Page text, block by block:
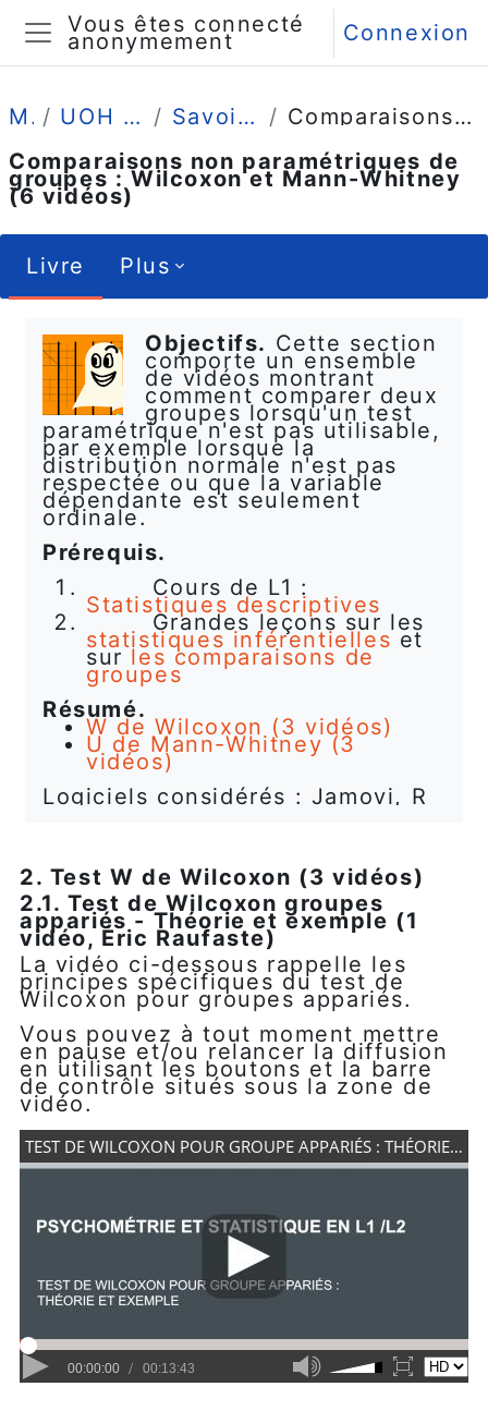
Passer au contenu principal
Panneau latéral
Vous êtes connecté
anonymement Connexion
Mes cours UOH / Statistique et Psychométrie en L2 Savoir-faire (procédure, tables formulaire)
Comparaisons non paramétriques de groupes : Wilcoxon et Mann-Whitney (6 vidéos)
Comparaisons non paramétriques de
groupes : Wilcoxon et Mann-Whitney
(6 vidéos)
Livre Plus
Objectifs. Cette section
comporte un ensemble
de vidéos montrant
comment comparer deux
groupes lorsqu'un test
paramétrique n'est pas utilisable,
par exemple lorsque la
distribution normale n'est pas
respectée ou que la variable
dépendante est seulement
ordinale.
Prérequis.
Cours de L1 :
Statistiques descriptives
Grandes leçons sur les
statistiques inférentielles et
surles comparaisons de
groupes
Résumé.
W de Wilcoxon (3 vidéos)
U de Mann-Whitney (3
vidéos)
Logiciels considérés : Jamovi, R
2. Test W de Wilcoxon (3 vidéos)
2.1. Test de Wilcoxon groupes
appariés - Théorie et exemple (1
vidéo, Éric Raufaste)
La vidéo ci-dessous rappelle les
principes spécifiques du test de
Wilcoxon pour groupes appariés.
Vous pouvez à tout moment mettre
en pause et/ou relancer la diffusion
en utilisant les boutons et la barre
de contrôle situés sous la zone de
vidéo.